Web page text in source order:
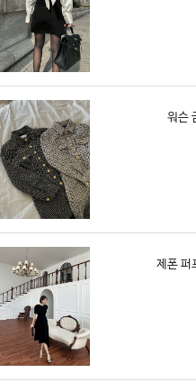
워슨
제폰 퍼